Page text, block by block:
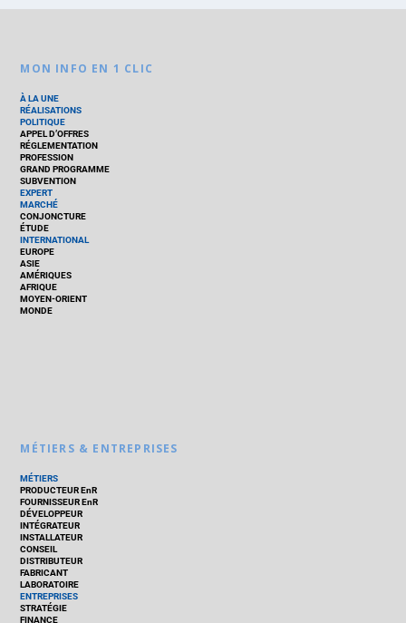
MON INFO EN 1 CLIC
À LA UNE
RÉALISATIONS
POLITIQUE
APPEL D’OFFRES
RÉGLEMENTATION
PROFESSION
GRAND PROGRAMME
SUBVENTION
EXPERT
MARCHÉ
CONJONCTURE
ÉTUDE
INTERNATIONAL
EUROPE
ASIE
AMÉRIQUES
AFRIQUE
MOYEN-ORIENT
MONDE
MÉTIERS & ENTREPRISES
MÉTIERS
PRODUCTEUR EnR
FOURNISSEUR EnR
DÉVELOPPEUR
INTÉGRATEUR
INSTALLATEUR
CONSEIL
DISTRIBUTEUR
FABRICANT
LABORATOIRE
ENTREPRISES
STRATÉGIE
FINANCE